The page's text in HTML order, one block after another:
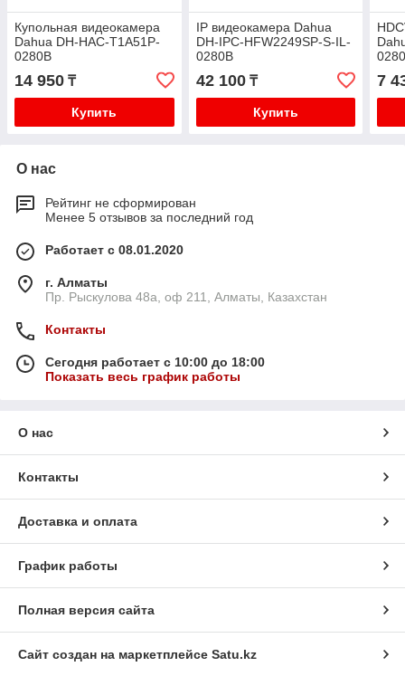
Купольная видеокамера
Dahua DH-HAC-T1A51P-
0280B
14 950 ₸
Купить
IP видеокамера Dahua
DH-IPC-HFW2249SP-S-IL-
0280B
42 100₸
Купить
7
О нас
Рейтинг не сформирован
Менее 5 отзывов за последний год
Работает с 08.01.2020
г. Алматы
Пр. Рыскулова 48а, оф 211, Алматы, Казахстан
Контакты
Сегодня работает с 10:00 до 18:00
Показать весь график работы
О нас
Контакты
Доставка и оплата
График работы
Полная версия сайта
Сайт создан на маркетплейсе Satu.kz